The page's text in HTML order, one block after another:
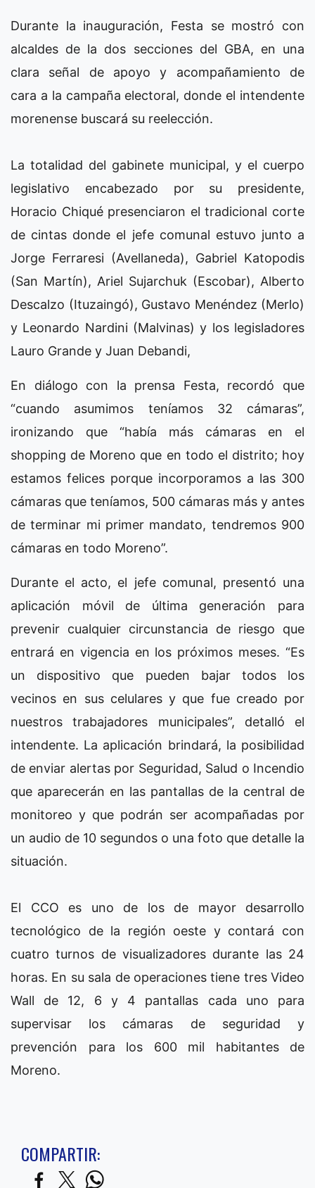
Durante la inauguración, Festa se mostró con
alcaldes de la dos secciones del GBA, en una
clara señal de apoyo y acompañamiento de
cara a la campaña electoral, donde el intendente
morenense buscará su reelección.
La totalidad del gabinete municipal, y el cuerpo
legislativo encabezado por su presidente,
Horacio Chiqué presenciaron el tradicional corte
de cintas donde el jefe comunal estuvo junto a
Jorge Ferraresi (Avellaneda), Gabriel Katopodis
(San Martín), Ariel Sujarchuk (Escobar), Alberto
Descalzo (Ituzaingó), Gustavo Menéndez (Merlo)
y Leonardo Nardini (Malvinas) y los legisladores
Lauro Grande y Juan Debandi,
En diálogo con la prensa Festa, recordó que
“cuando asumimos teníamos 32 cámaras”,
ironizando que “había más cámaras en el
shopping de Moreno que en todo el distrito; hoy
estamos felices porque incorporamos a las 300
cámaras que teníamos, 500 cámaras más y antes
de terminar mi primer mandato, tendremos 900
cámaras en todo Moreno”.
Durante el acto, el jefe comunal, presentó una
aplicación móvil de última generación para
prevenir cualquier circunstancia de riesgo que
entrará en vigencia en los próximos meses. “Es
un dispositivo que pueden bajar todos los
vecinos en sus celulares y que fue creado por
nuestros trabajadores municipales”, detalló el
intendente. La aplicación brindará, la posibilidad
de enviar alertas por Seguridad, Salud o Incendio
que aparecerán en las pantallas de la central de
monitoreo y que podrán ser acompañadas por
un audio de 10 segundos o una foto que detalle la
situación.
El CCO es uno de los de mayor desarrollo
tecnológico de la región oeste y contará con
cuatro turnos de visualizadores durante las 24
horas. En su sala de operaciones tiene tres Video
Wall de 12, 6 y 4 pantallas cada uno para
supervisar los cámaras de seguridad y
prevención para los 600 mil habitantes de
Moreno.
COMPARTIR: